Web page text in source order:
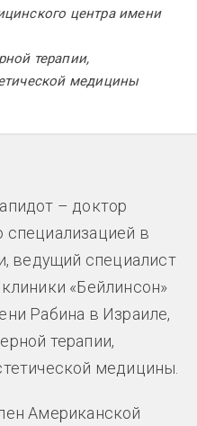
центра имени
терапии,
медицины
– доктор
в
ведущий специалист
«Бейлинсон»
Рабина в Израиле,
терапии,
медицины.
Американской